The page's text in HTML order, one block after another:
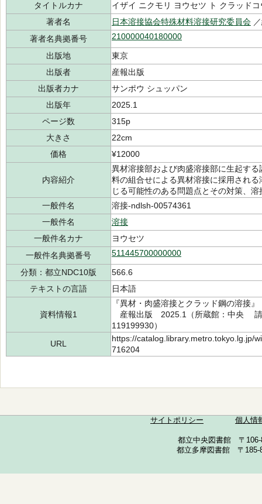
タイトルカナ
イザイ ニクモリ ヨウセツ ト クラッド
著者名
日本溶接協会特殊材料溶接研究委員会
著者名典拠番号
210000040180000
出版地
東京
出版者
産報出版
出版者カナ
サンポウ シュッパン
出版年
2025.1
ページ数
315p
大きさ
22cm
価格
¥12000
内容紹介
異材溶接部および肉盛溶接部に生起す
料の組合せによる異材溶接に採用され
じる可能性のある問題点とその対策、
一般件名
溶接-ndlsh-00574361
一般件名
溶接
一般件名カナ
ヨウセツ
一般件名典拠番号
511445700000000
分類：都立NDC10版
566.6
テキストの言語
日本語
資料情報1
『異材・肉盛溶接とクラッド鋼の溶接
産報出版 2025.1（所蔵館：中央
119199930）
URL
https://catalog.library.metro.tokyo.lg.jp/
716204
サイトポリシー 個人情
都立中央図書館 〒
都立多摩図書館 〒185-